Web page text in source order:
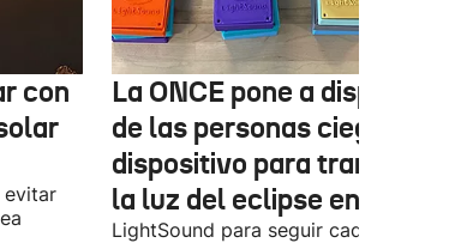
con
evitar
La ONCE pone a
de las personas ciegas un
dispositivo para
la luz del eclipse en
LightSound para seguir cada fase del